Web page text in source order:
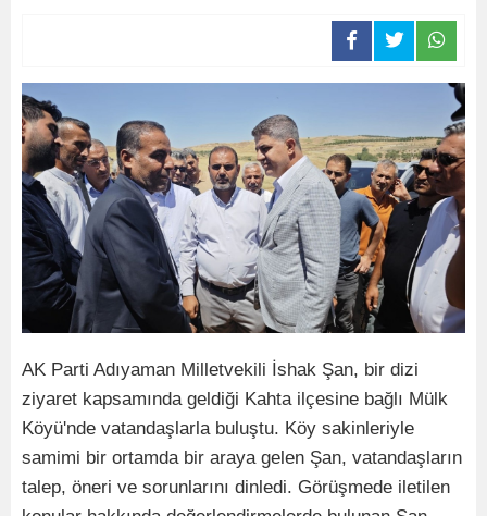
AK Parti Adıyaman Milletvekili İshak Şan, bir dizi
ziyaret kapsamında geldiği Kahta ilçesine bağlı Mülk
Köyü'nde vatandaşlarla buluştu. Köy sakinleriyle
samimi bir ortamda bir araya gelen Şan, vatandaşların
talep, öneri ve sorunlarını dinledi. Görüşmede iletilen